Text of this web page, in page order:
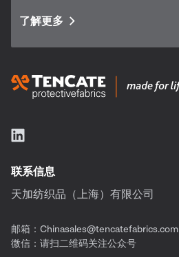
了解更多
联系信息
天加纺织品（上海）有限公司
邮箱： Chinasales@tencatefabrics.com
微信：请扫二维码关注公众号